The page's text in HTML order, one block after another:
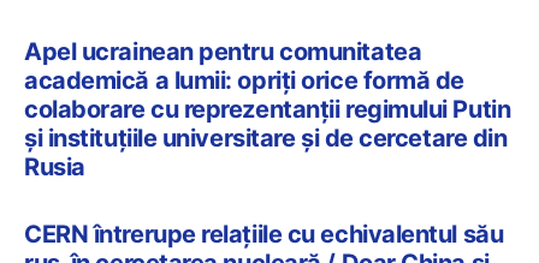
Apel ucrainean pentru comunitatea
academică a lumii: opriți orice formă de
colaborare cu reprezentanții regimului Putin
și instituțiile universitare și de cercetare din
Rusia
CERN întrerupe relațiile cu echivalentul său